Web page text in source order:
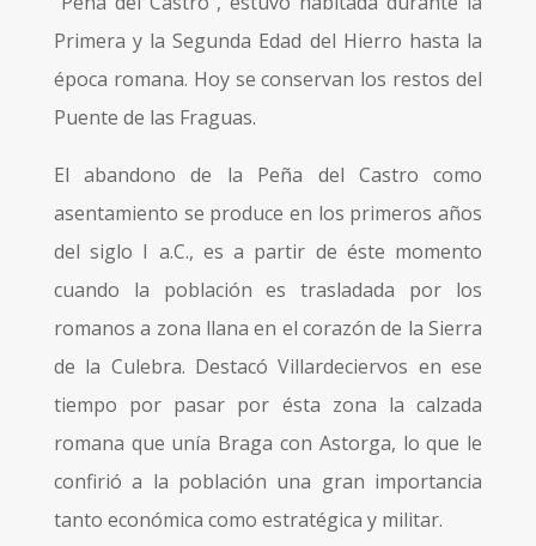
Primera y la Segunda Edad del Hierro hasta la
época romana. Hoy se conservan los restos del
Puente de las Fraguas.
El abandono de la Peña del Castro como
asentamiento se produce en los primeros años
del siglo I a.C., es a partir de éste momento
cuando la población es trasladada por los
romanos a zona llana en el corazón de la Sierra
de la Culebra. Destacó Villardeciervos en ese
tiempo por pasar por ésta zona la calzada
romana que unía Braga con Astorga, lo que le
confirió a la población una gran importancia
tanto económica como estratégica y militar.